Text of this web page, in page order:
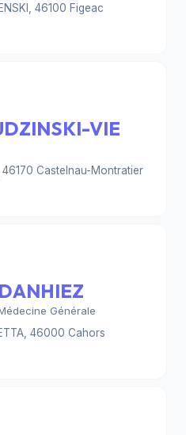
46100 Figeac
VIE
46170 Castelnau-Montratier
Générale
46000 Cahors